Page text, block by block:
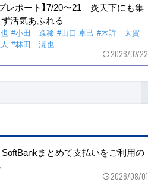
レポート】7/20〜21 炎天下にも集
活気あふれる
#小田 逸稀 #山口 卓己 #木許 太賀
#林田 滉也
2026/07/22
SoftBankまとめて支払いをご利用の
2026/08/01